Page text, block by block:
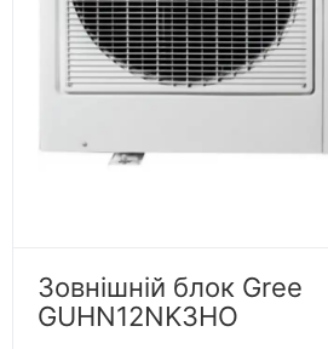
Зовнішній блок Gree
GUHN12NK3HO